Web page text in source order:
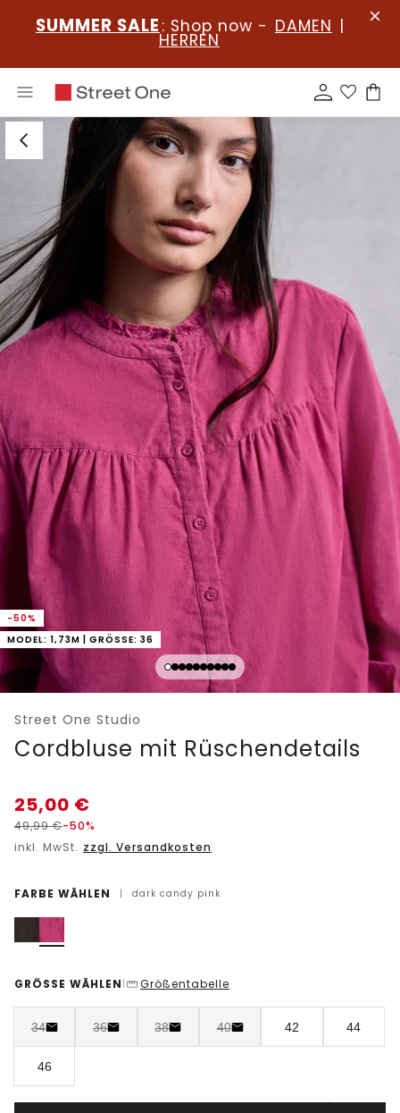
SUMMER SALE : Shop now - DAMEN |
HERREN
-50%
MODEL: 1,73M | GRÖSSE: 36
Street One Studio
Cordbluse mit Rüschendetails
25,00 €
49,99€-50%
inkl. MwSt. zzgl. Versandkosten
FARBE WÄHLEN | dark candy pink
GRÖSSE WÄHLEN | Größentabelle
34 36 38 40 42 44
46